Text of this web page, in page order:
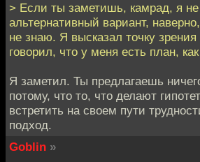
> Если ты заметишь, камрад, я не
альтернативный вариант,
не знаю. Я высказал точку
говорил, что у меня есть план,
Я заметил. Ты предлагаешь
потому, что то, что делают
встретить на своем пути
подход.
Goblin »